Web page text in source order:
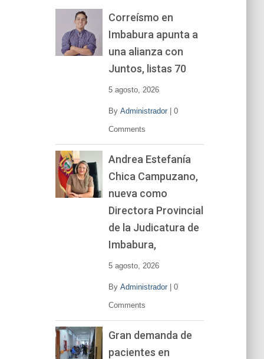
Correísmo en
Imbabura apunta a
una alianza con
Juntos, listas 70
5 agosto, 2026
By Administrador| 0
Comments
Andrea Estefanía
Chica Campuzano,
nueva como
Directora Provincial
de la Judicatura de
Imbabura,
5 agosto, 2026
By Administrador| 0
Comments
Gran demanda de
pacientes en